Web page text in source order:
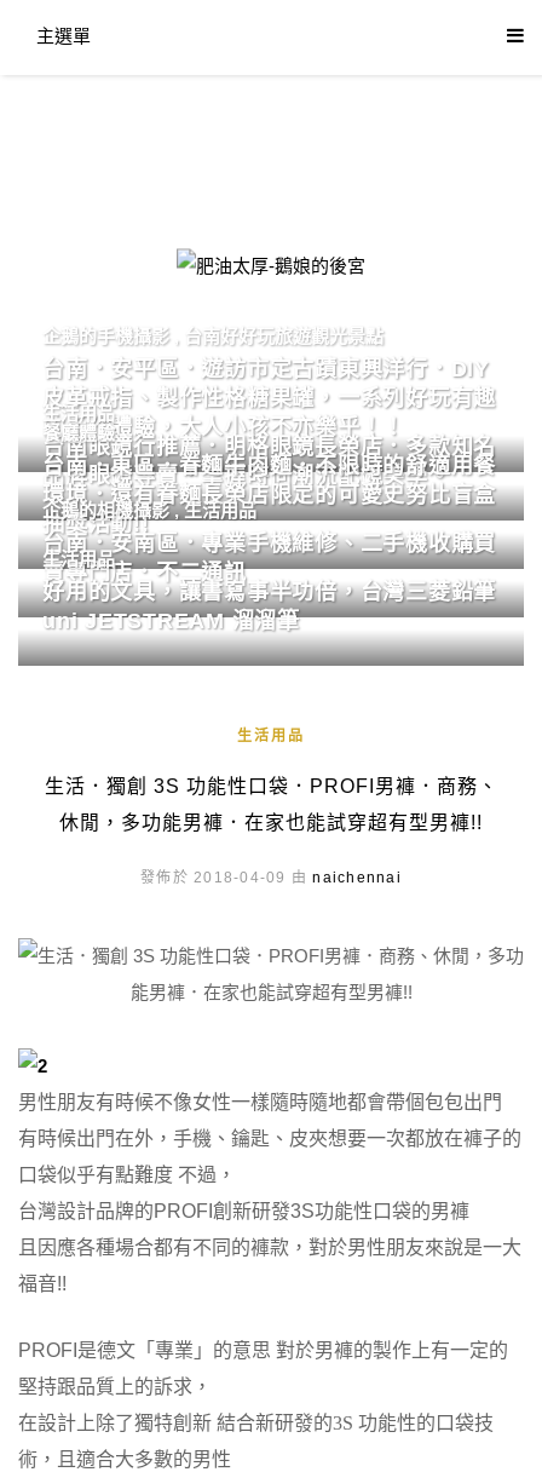
主選單
肥油太厚-鵝娘的後宮
企鵝的手機攝影 台南好好玩旅遊觀光景點
台南．安平區．遊訪市定古蹟東興洋行．DIY
皮革戒指、製作性格糖果罐，一系列好玩有趣
的手作體驗，大人小孩不亦樂乎！！
生活用品
台南眼鏡行推薦．明格眼鏡長榮店．多款知名
品牌眼鏡專賣．掌握時尚潮流配鏡美學。
餐廳體驗
台南．東區．眷麵牛肉麵．不限時的舒適用餐
環境．還有眷麵長榮店限定的可愛史努比盲盒
抽獎活動!!
企鵝的相機攝影,生活用品
台南．安南區．專業手機維修、二手機收購買
賣專門店．不二通訊
生活用品
好用的文具，讓書寫事半功倍，台灣三菱鉛筆
uni JETSTREAM 溜溜筆
生活用品
生活．獨創 3S 功能性口袋．PROFI男褲．商務、
休閒，多功能男褲．在家也能試穿超有型男褲!!
發佈於 2018-04-09 由naichennai
男性朋友有時候不像女性一樣隨時隨地都會帶個包包出門
有時候出門在外，手機、鑰匙、皮夾想要一次都放在褲子的
口袋似乎有點難度 不過，
台灣設計品牌的PROFI創新研發3S功能性口袋的男褲
且因應各種場合都有不同的褲款，對於男性朋友來說是一大
福音!!
PROFI 是德文 「 專業 」 的意思 對於男褲的製作上有一定的
堅持跟品質上的訴求，
在設計上除了獨特創新 結合新研發的3S 功能性的口袋技
術，且適合大多數的男性